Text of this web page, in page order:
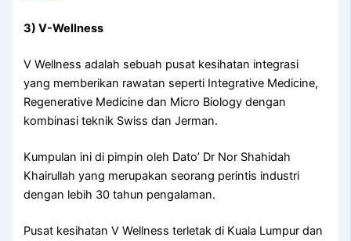
3) V-Wellness
V Wellness adalah sebuah pusat kesihatan integrasi
yang memberikan rawatan seperti Integrative Medicine,
Regenerative Medicine dan Micro Biology dengan
kombinasi teknik Swiss dan Jerman.
Kumpulan ini di pimpin oleh Dato’ Dr Nor Shahidah
Khairullah yang merupakan seorang perintis industri
dengan lebih 30 tahun pengalaman.
Pusat kesihatan V Wellness terletak di Kuala Lumpur dan